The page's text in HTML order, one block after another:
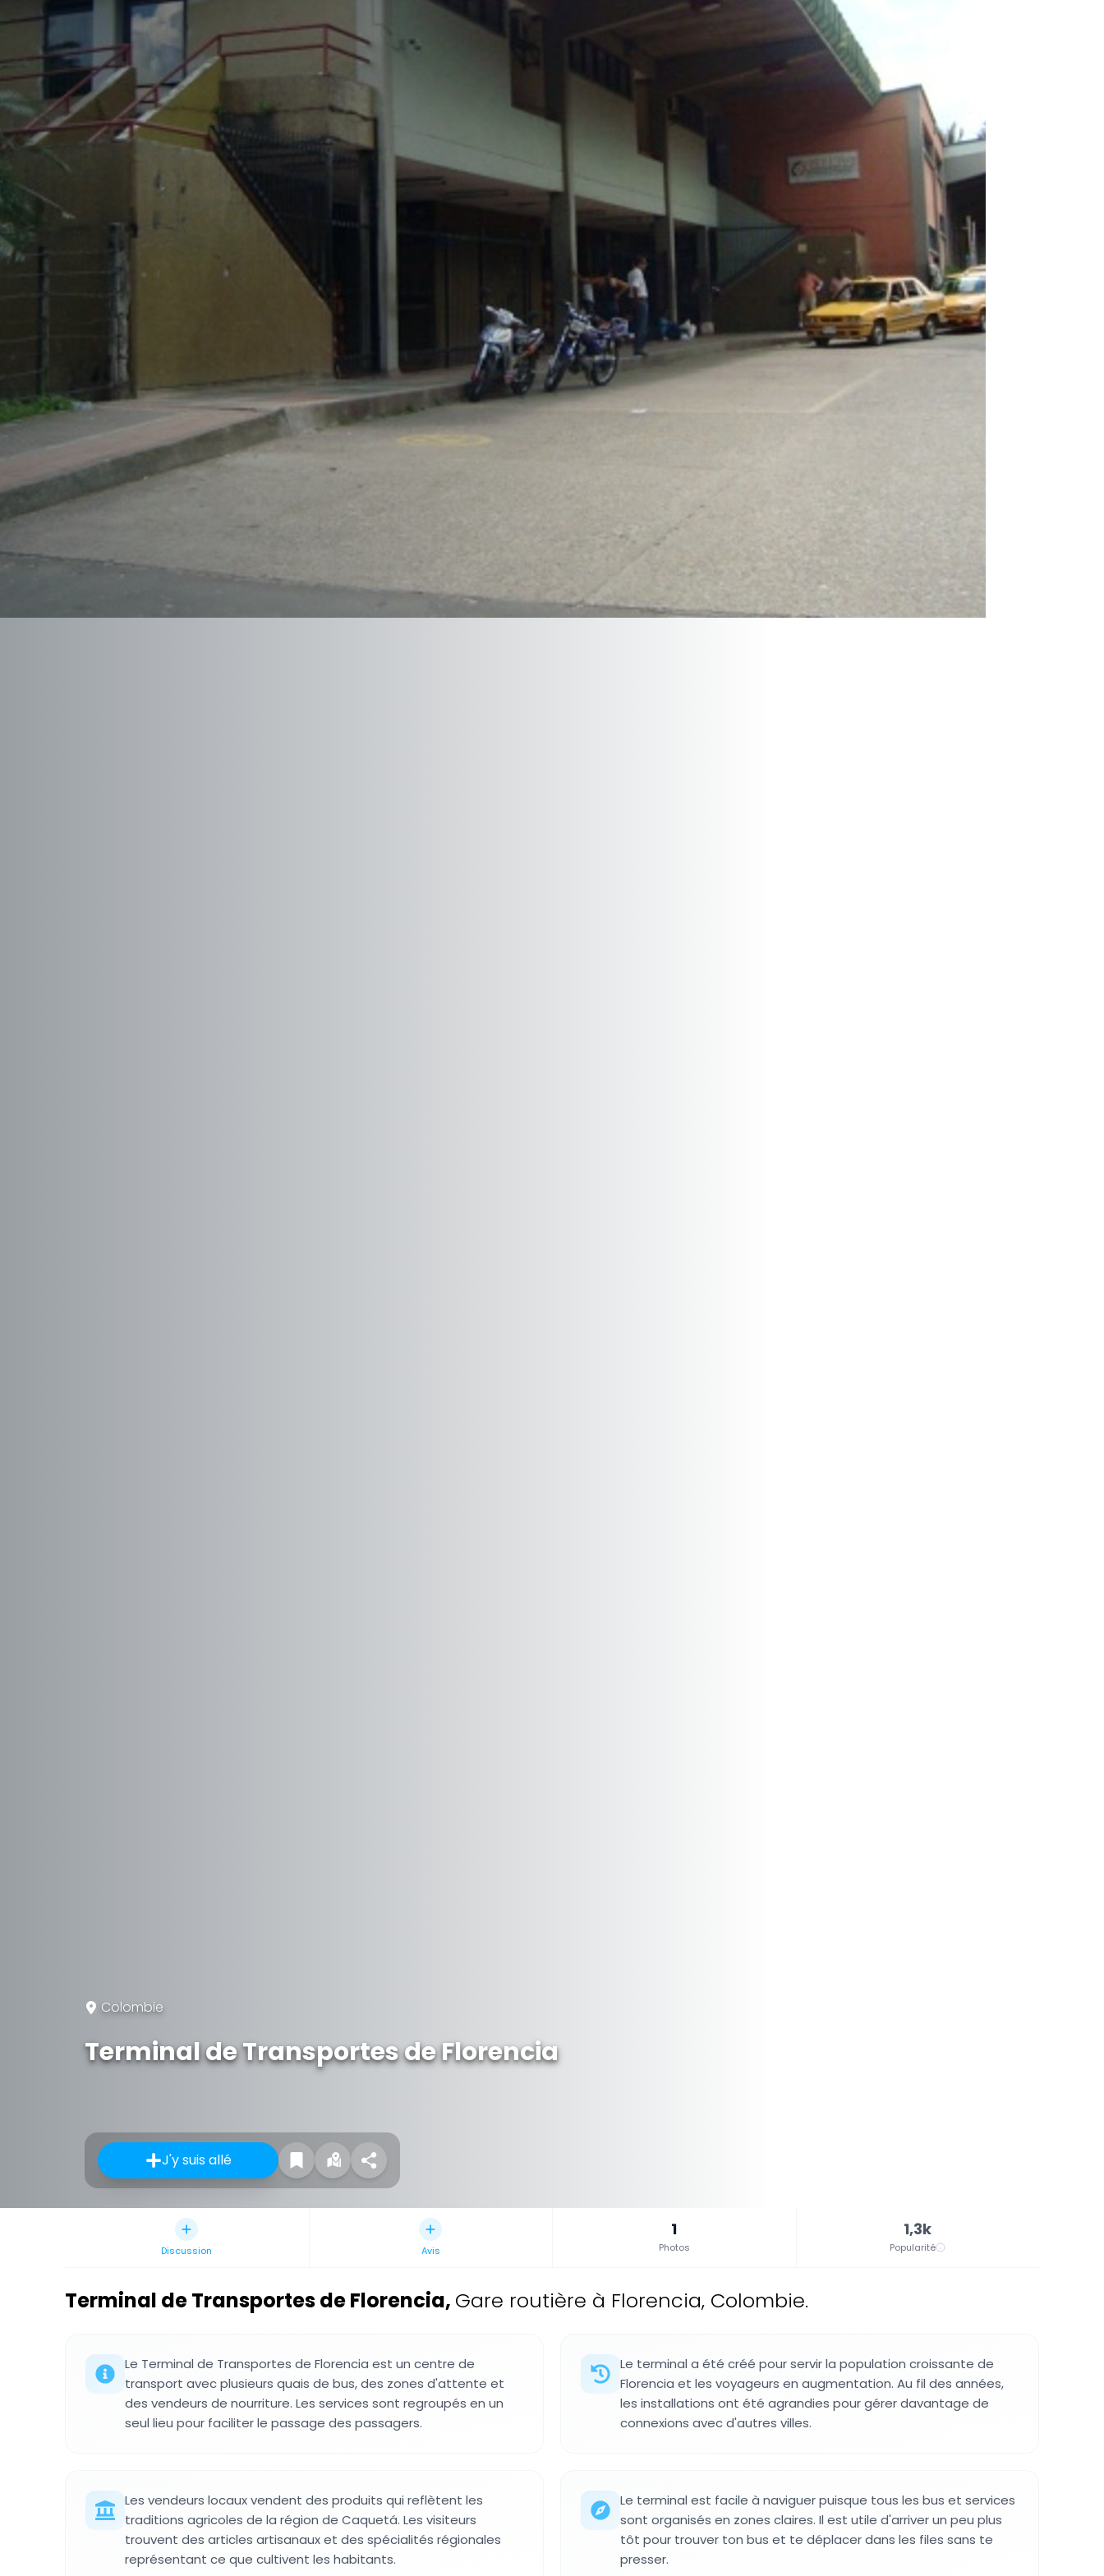
Colombie
Terminal de Transportes de Florencia
J'y suis allé
Discussion Avis
1
Photos
1,3k
Popularité
Terminal de Transportes de Florencia, Gare routière à Florencia, Colombie.
Le Terminal de Transportes de Florencia est un centre de
transport avec plusieurs quais de bus, des zones d'attente et
des vendeurs de nourriture. Les services sont regroupés en un
seul lieu pour faciliter le passage des passagers.
Le terminal a été créé pour servir la population croissante de
Florencia et les voyageurs en augmentation. Au fil des années,
les installations ont été agrandies pour gérer davantage de
connexions avec d'autres villes.
Les vendeurs locaux vendent des produits qui reflètent les
traditions agricoles de la région de Caquetá. Les visiteurs
trouvent des articles artisanaux et des spécialités régionales
représentant ce que cultivent les habitants.
Le terminal est facile à naviguer puisque tous les bus et services
sont organisés en zones claires. Il est utile d'arriver un peu plus
tôt pour trouver ton bus et te déplacer dans les files sans te
presser.